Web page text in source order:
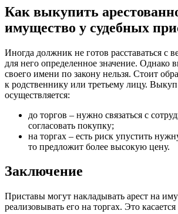
Как выкупить
имущество у судебных
Иногда должник не готов расставаться
для него определенное значение. Однако
своего имени по закону нельзя. Стоит
к родственнику или третьему лицу.
осуществляется:
до торгов – нужно связаться с
согласовать покупку;
на торгах – есть риск упустить
то предложит более высокую цену.
Заключение
Приставы могут накладывать арест на
реализовывать его на торгах. Это